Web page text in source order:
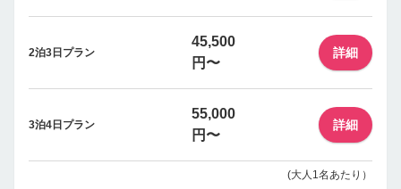
2泊3日プラン
45,500
円〜
詳細
3泊4日プラン
55,000
円〜
詳細
(大人1名あたり）